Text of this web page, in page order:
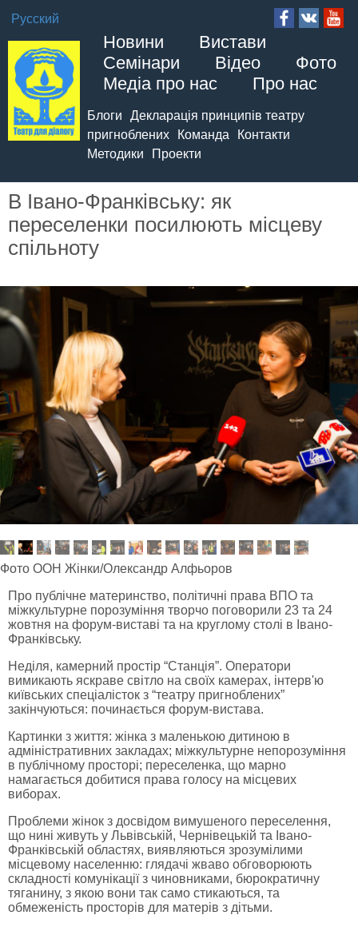
Новини
Вистави
Семінари
Відео
Фото
Медіа про нас
Про нас
Блоги
Декларація принципів театру
пригноблених
Команда
Контакти
Методики
Проекти
Русский
В Івано-Франківську: як
переселенки посилюють місцеву
спільноту
Фото ООН Жінки/Олександр Алфьоров
Про публічне материнство, політичні права ВПО та
міжкультурне порозуміння творчо поговорили 23 та 24
жовтня на форум-виставі та на круглому столі в Івано-
Франківську.
Неділя, камерний простір “Станція”. Оператори
вимикають яскраве світло на своїх камерах, інтерв'ю
київських спеціалісток з “театру пригноблених”
закінчуються: починається форум-вистава.
Картинки з життя: жінка з маленькою дитиною в
адміністративних закладах; міжкультурне непорозуміння
в публічному просторі; переселенка, що марно
намагається добитися права голосу на місцевих
виборах.
Проблеми жінок з досвідом вимушеного переселення,
що нині живуть у Львівській, Чернівецькій та Івано-
Франківській областях, виявляються зрозумілими
місцевому населенню: глядачі жваво обговорюють
складності комунікації з чиновниками, бюрократичну
тяганину, з якою вони так само стикаються, та
обмеженість просторів для матерів з дітьми.